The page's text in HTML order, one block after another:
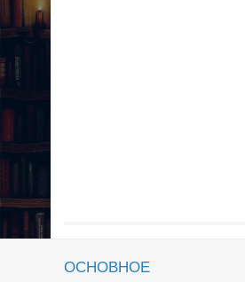
ОСНОВНОЕ